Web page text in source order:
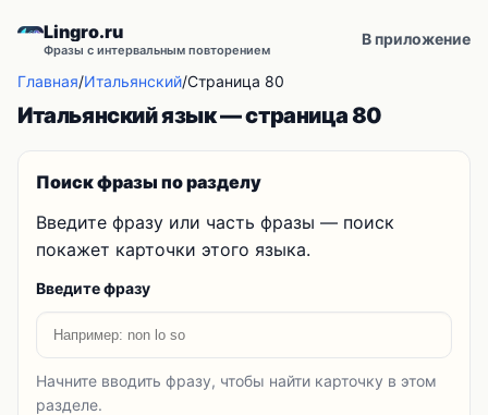
Lingro.ru
Фразы с интервальным повторением
В приложение
Главная/Итальянский/Страница 80
Итальянский язык — страница 80
Поиск фразы по разделу
Введите фразу или часть фразы — поиск
покажет карточки этого языка.
Введите фразу
Начните вводить фразу, чтобы найти карточку в этом
разделе.